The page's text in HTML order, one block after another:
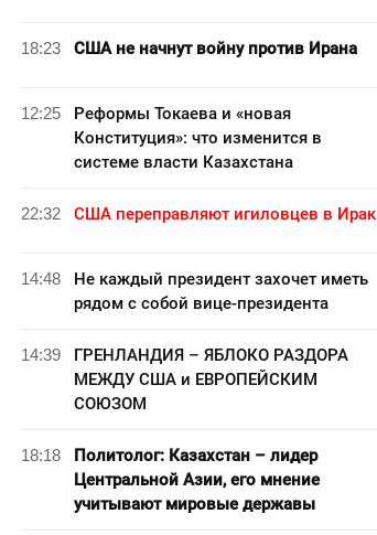
18:23 США не начнут войну против Ирана
12:25
Реформы Токаева и «новая
Конституция»: что изменится в
системе власти Казахстана
22:32 США переправляют игиловцев в Ирак
14:48
Не каждый президент захочет иметь
рядом с собой вице-президента
14:39
ГРЕНЛАНДИЯ – ЯБЛОКО РАЗДОРА
МЕЖДУ США и ЕВРОПЕЙСКИМ
СОЮЗОМ
18:18
Политолог: Казахстан – лидер
Центральной Азии, его мнение
учитывают мировые державы